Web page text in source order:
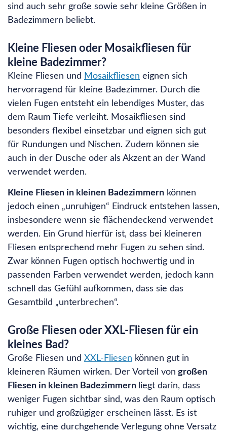
sind auch sehr große sowie sehr kleine Größen in
Badezimmern beliebt.
Kleine Fliesen oder Mosaikfliesen für
kleine Badezimmer?
Kleine Fliesen und Mosaikfliesen eignen sich
hervorragend für kleine Badezimmer. Durch die
vielen Fugen entsteht ein lebendiges Muster, das
dem Raum Tiefe verleiht. Mosaikfliesen sind
besonders flexibel einsetzbar und eignen sich gut
für Rundungen und Nischen. Zudem können sie
auch in der Dusche oder als Akzent an der Wand
verwendet werden.
Kleine Fliesen in kleinen Badezimmern können
jedoch einen „unruhigen“ Eindruck entstehen lassen,
insbesondere wenn sie flächendeckend verwendet
werden. Ein Grund hierfür ist, dass bei kleineren
Fliesen entsprechend mehr Fugen zu sehen sind.
Zwar können Fugen optisch hochwertig und in
passenden Farben verwendet werden, jedoch kann
schnell das Gefühl aufkommen, dass sie das
Gesamtbild „unterbrechen“.
Große Fliesen oder XXL-Fliesen für ein
kleines Bad?
Große Fliesen und XXL-Fliesen können gut in
kleineren Räumen wirken. Der Vorteil von großen
Fliesen in kleinen Badezimmern liegt darin, dass
weniger Fugen sichtbar sind, was den Raum optisch
ruhiger und großzügiger erscheinen lässt. Es ist
wichtig, eine durchgehende Verlegung ohne Versatz